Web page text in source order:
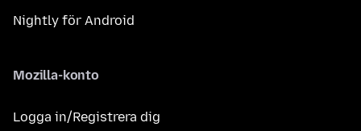
Nightly för Android
Mozilla-konto
Logga in/Registrera dig